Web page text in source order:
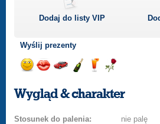
Dodaj do listyVIP
Wyślij prezenty
uśmiech
buziakasamochodem
szampana
drinka
różę
Wygląd & charakter
Stosunek do palenia:
nie palę